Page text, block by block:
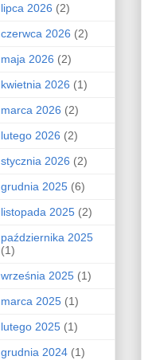
lipca 2026 (2)
czerwca 2026 (2)
maja 2026 (2)
kwietnia 2026 (1)
marca 2026 (2)
lutego 2026 (2)
stycznia 2026 (2)
grudnia 2025 (6)
listopada 2025 (2)
października 2025
(1)
września 2025 (1)
marca 2025 (1)
lutego 2025 (1)
grudnia 2024 (1)